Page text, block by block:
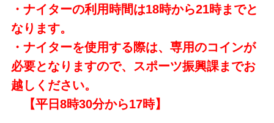
・ナイターの利用時間は18時から21時までと
なります。
・ナイターを使用する際は、専用のコインが
必要となりますので、スポーツ振興課までお
越しください。
【平日8時30分から17時】